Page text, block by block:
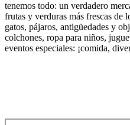
tenemos todo: un verdadero
frutas y verduras más frescas de
gatos, pájaros, antigüedades y
colchones, ropa para niños,
eventos especiales: ¡comida,